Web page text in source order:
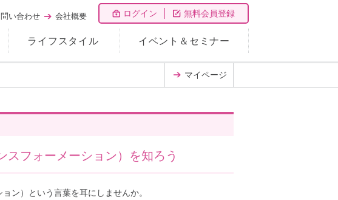
ログイン 無料会員登録
ライフスタイル イベント＆セミナー
い合わせ 会社概要
マイページ
フォーメーション）を知ろう
ン）という言葉を耳にしませんか。